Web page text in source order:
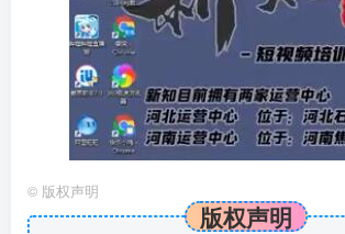
© 版权声明
版权声明